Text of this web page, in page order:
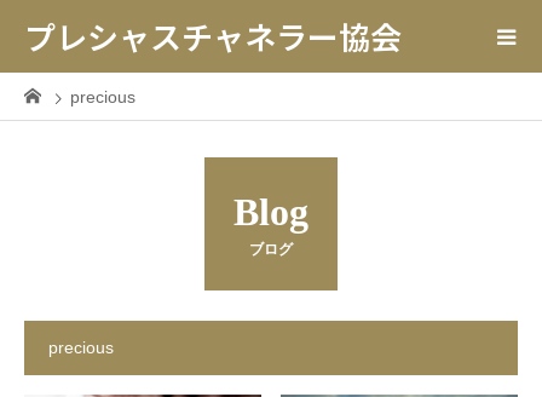
プレシャスチャネラー協会
precious
Blog
ブログ
precious